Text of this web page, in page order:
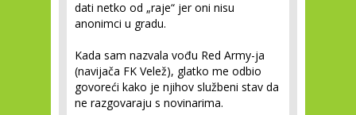
dati netko od „raje“ jer oni nisu
anonimci u gradu.
Kada sam nazvala vođu Red Army-ja
(navijača FK Velež), glatko me odbio
govoreći kako je njihov službeni stav da
ne razgovaraju s novinarima.